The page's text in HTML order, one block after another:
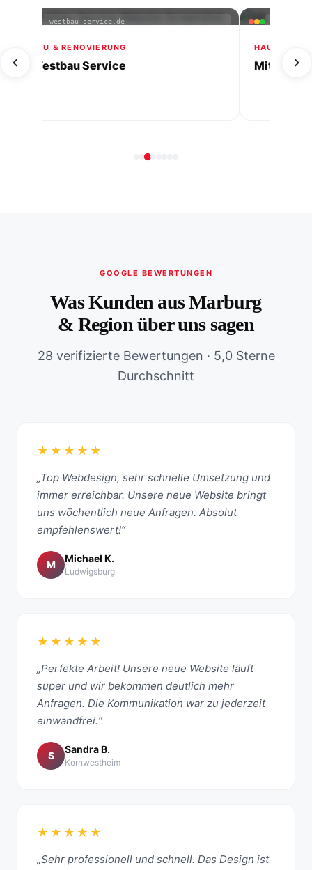
mitherzimalltag-ihrehaushaltshilfe.de
HAUSHALTSHILFE & PFLEGE
Mit Herz im Alltag
villa-
Villa Gradini
GOOGLE BEWERTUNGEN
Was Kunden aus Marburg
& Region über uns sagen
28 verifizierte Bewertungen · 5,0 Sterne
Durchschnitt
★★★★★
„Top Webdesign, sehr schnelle Umsetzung und
immer erreichbar. Unsere neue Website bringt
uns wöchentlich neue Anfragen. Absolut
empfehlenswert!“
M
Michael K.
Ludwigsburg
★★★★★
„Perfekte Arbeit! Unsere neue Website läuft
super und wir bekommen deutlich mehr
Anfragen. Die Kommunikation war zu jederzeit
einwandfrei.“
S
Sandra B.
Kornwestheim
★★★★★
„Sehr professionell und schnell. Das Design ist